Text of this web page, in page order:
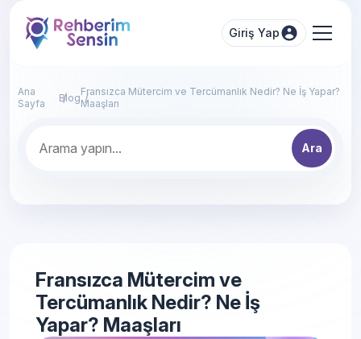
Giriş Yap
Ana
Sayfa
BlogFransızca Mütercim ve Tercümanlık Nedir? Ne İş Yapar?
Maaşları
Ara
Fransızca Mütercim ve
Tercümanlık Nedir? Ne İş
Yapar? Maaşları